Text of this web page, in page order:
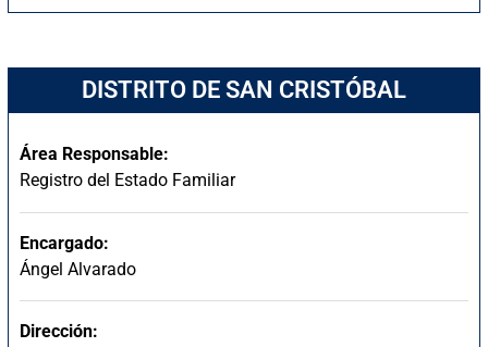
DISTRITO DE SAN CRISTÓBAL
Área Responsable:
Registro del Estado Familiar
Encargado:
Ángel Alvarado
Dirección: